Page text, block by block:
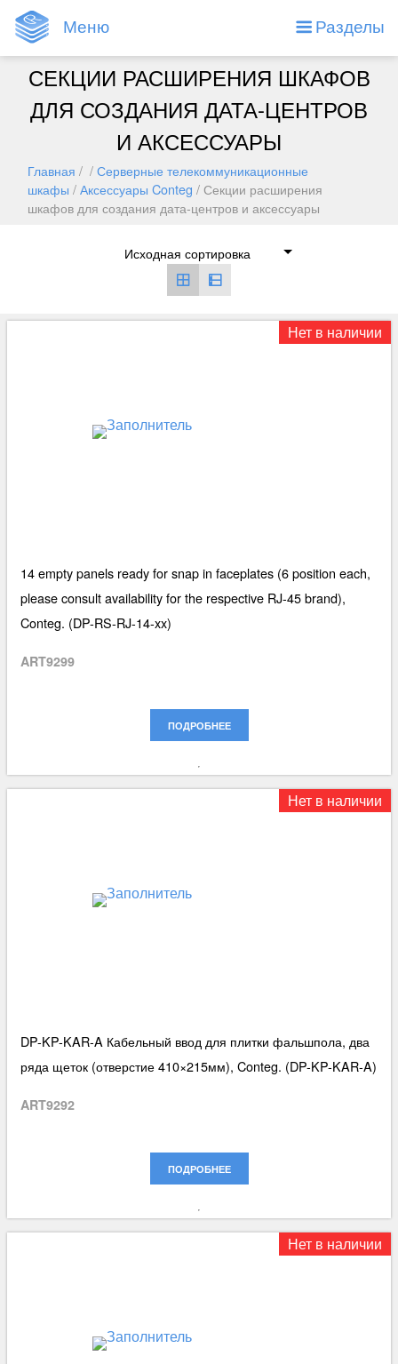
Меню Разделы
СЕКЦИИ РАСШИРЕНИЯ ШКАФОВ
ДЛЯ СОЗДАНИЯ ДАТА-ЦЕНТРОВ
И АКСЕССУАРЫ
Главная / /Серверные телекоммуникационные
шкафы /Аксессуары Conteg / Секции расширения
шкафов для создания дата-центров и аксессуары
Нет в наличии
14 empty panels ready for snap in faceplates (6 position each,
please consult availability for the respective RJ-45 brand),
Conteg. (DP-RS-RJ-14-xx)
ART9299
ПОДРОБНЕЕ
Нет в наличии
DP-KP-KAR-A Кабельный ввод для плитки фальшпола, два
ряда щеток (отверстие 410×215мм), Conteg. (DP-KP-KAR-A)
ART9292
ПОДРОБНЕЕ
Нет в наличии